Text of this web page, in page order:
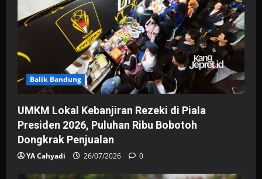
Balik Bandung
UMKM Lokal Kebanjiran Rezeki di Piala
Presiden 2026, Puluhan Ribu Bobotoh
Dongkrak Penjualan
YA Cahyadi 26/07/2026 0